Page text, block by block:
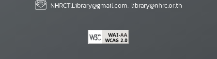
NHRCT.Library@gmail.com; library@nhrc.or.th